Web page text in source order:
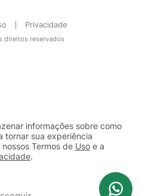
Privacidade
direitos reservados
informações sobre como
tornar sua experiência
Termos de Usoe a
.